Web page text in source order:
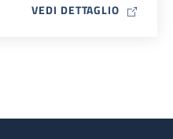
VEDI DETTAGLIO MAP ICON